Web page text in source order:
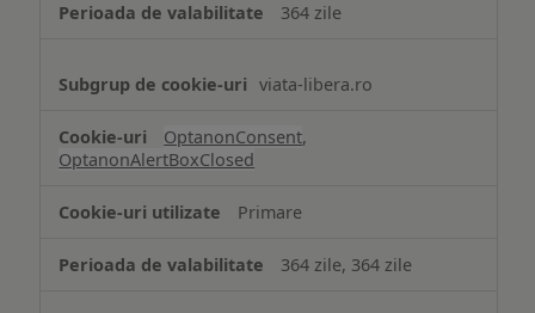
364 zile
viata-libera.ro
OptanonConsent,
OptanonAlertBoxClosed
Primare
364 zile, 364 zile